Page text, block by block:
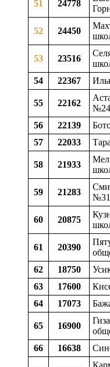
51 24778
52 24450
53 23516
54
22367
55 22162
№24
56
22139
57
22033
58 21933
59 21283
№31
60 20875
61 20390
62
18750
63
17600
64
17073
65 16900
66
16638